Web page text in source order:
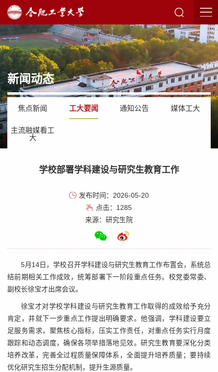
新闻动态
焦点新闻 工大要闻 通知公告 媒体工大
主流融媒看工
大
学校部署学科建设与研究生教育工作
发布时间：2026-05-20
点击： 1285
来源：研究生院
5月14日，学校召开学科建设与研究生教育工作布置会，系统总
结前期相关工作成效，统筹部署下一阶段重点任务。校党委常委、
副校长徐宝才出席会议。
徐宝才对学校学科建设与研究生教育工作取得的成效给予充分
肯定，并就下一步重点工作提出明确要求。他强调，学科建设要立
足服务需求，聚焦核心指标，压实工作责任，对重点任务实行月度
跟踪和动态调度，确保各项举措落地见效。研究生教育要深化分类
培养改革，完善全过程质量保障体系，全面提升培养质量；要持续
优化研究生招生分配机制，提升生源质量。